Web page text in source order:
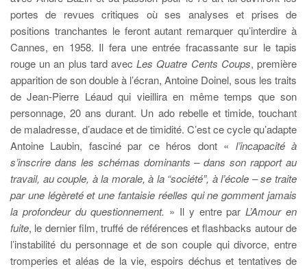
portes de revues critiques où ses analyses et prises de
positions tranchantes le feront autant remarquer qu’interdire à
Cannes, en 1958. Il fera une entrée fracassante sur le tapis
rouge un an plus tard avecLes Quatre Cents Coups, première
apparition de son double à l’écran, Antoine Doinel, sous les traits
de Jean-Pierre Léaud qui vieillira en même temps que son
personnage, 20 ans durant. Un ado rebelle et timide, touchant
de maladresse, d’audace et de timidité. C’est ce cycle qu’adapte
Antoine Laubin, fasciné par ce héros dont « l’incapacité à
s’inscrire dans les schémas dominants – dans son rapport au
travail, au couple, à la morale, à la “société”, à l’école – se traite
par une légèreté et une fantaisie réelles qui ne gomment jamais
la profondeur du questionnement. » Il y entre parL’Amour en
fuite, le dernier film, truffé de références et flashbacks autour de
l’instabilité du personnage et de son couple qui divorce, entre
tromperies et aléas de la vie, espoirs déchus et tentatives de